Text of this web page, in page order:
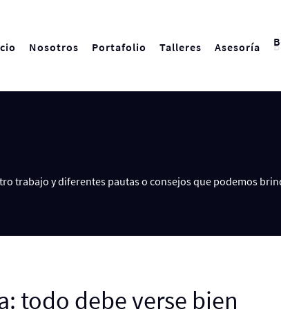
Nosotros Portafolio Talleres Asesoría
trabajo y diferentes pautas o consejos que podemos
todo debe verse bien